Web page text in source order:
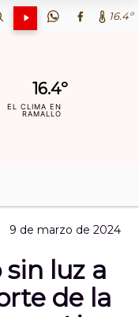
16.4º
16.4º
EL CLIMA EN
RAMALLO
9 de marzo de 2024
luz a
de la